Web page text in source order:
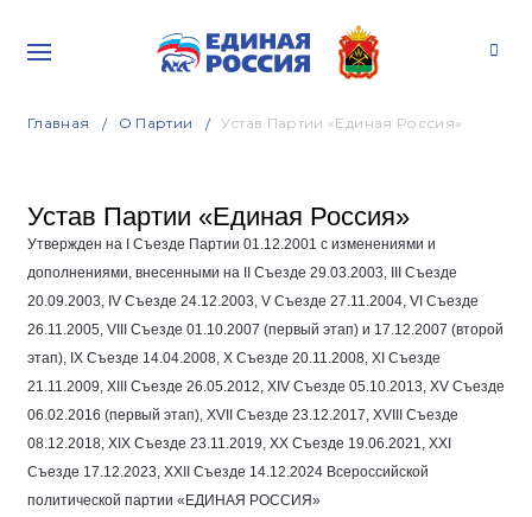
Главная О Партии Устав Партии «Единая Россия»
Устав Партии «Единая Россия»
Утвержден на I Съезде Партии 01.12.2001 с изменениями и
дополнениями, внесенными на II Съезде 29.03.2003, III Съезде
20.09.2003, IV Съезде 24.12.2003, V Съезде 27.11.2004, VI Съезде
26.11.2005, VIII Съезде 01.10.2007 (первый этап) и 17.12.2007 (второй
этап), IX Съезде 14.04.2008, Х Съезде 20.11.2008, ХI Съезде
21.11.2009, ХIII Съезде 26.05.2012, ХIV Съезде 05.10.2013, ХV Съезде
06.02.2016 (первый этап), XVII Съезде 23.12.2017, XVIII Съезде
08.12.2018, XIX Съезде 23.11.2019, XX Съезде 19.06.2021, XXI
Съезде 17.12.2023, XXII Съезде 14.12.2024 Всероссийской
политической партии «ЕДИНАЯ РОССИЯ»